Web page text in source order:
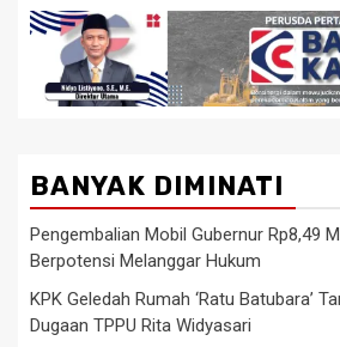
BANYAK DIMINATI
Pengembalian Mobil Gubernur Rp8,49
Berpotensi Melanggar Hukum
KPK Geledah Rumah ‘Ratu Batubara’
Dugaan TPPU Rita Widyasari